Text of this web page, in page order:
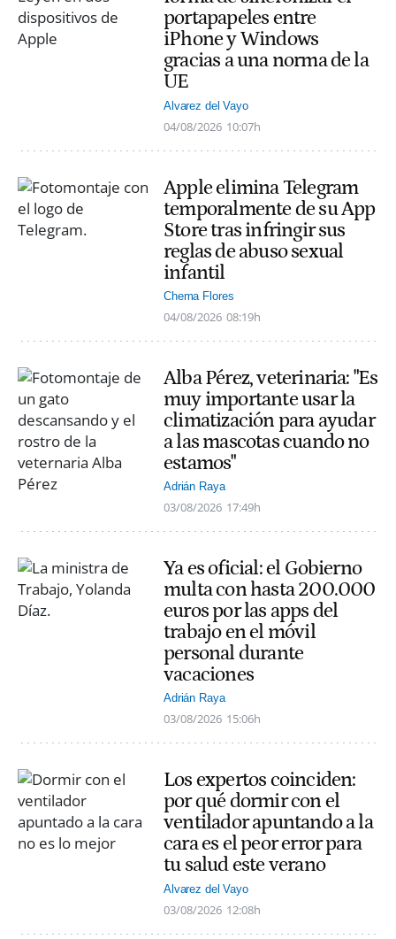
portapapeles entre
iPhone y Windows
gracias a una norma de la
UE
Alvarez del Vayo
04/08/2026 10:07h
Apple elimina Telegram
temporalmente de su App
Store tras infringir sus
reglas de abuso sexual
infantil
Chema Flores
04/08/2026 08:19h
Alba Pérez, veterinaria: "Es
muy importante usar la
climatización para ayudar
a las mascotas cuando no
estamos"
Adrián Raya
03/08/2026 17:49h
Ya es oficial: el Gobierno
multa con hasta 200.000
euros por las apps del
trabajo en el móvil
personal durante
vacaciones
Adrián Raya
03/08/2026 15:06h
Los expertos coinciden:
por qué dormir con el
ventilador apuntando a la
cara es el peor error para
tu salud este verano
Alvarez del Vayo
03/08/2026 12:08h